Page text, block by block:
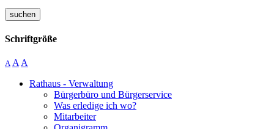
suchen
Schriftgröße
A A A
Rathaus - Verwaltung
Bürgerbüro und Bürgerservice
Was erledige ich wo?
Mitarbeiter